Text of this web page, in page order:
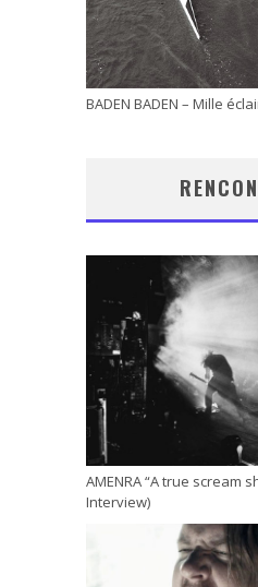
BADEN BADEN – Mille
AMENRA “A true scream
Interview)